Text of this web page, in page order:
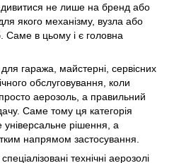
не лише на бренд або
якого механізму, вузла або
Саме в цьому і є головна
для гаража, майстерні, сервісних
обслуговування, коли
аерозоль, а правильний
Саме тому ця категорія
рішення, а
напрямом застосування.
технічні аерозолі